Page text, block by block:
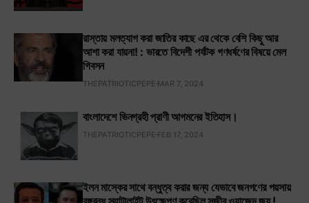
রাস্তায় মলত্যাগ করা জাতির কাছে এর থেকে বেশি কিছু আর
আশা করা যায়না! : ভারতে বিদেশী পর্যটক গণধর্ষণের বিষয়ে মেল
গিবসন
THEPATRIOTICPEPE MAR 7, 2024
বাংলাদেশে ভিনগ্রহী প্রাণী আগমনের ইতিহাস।
THEPATRIOTICPEPE FEB 17, 2024
ইলন মাস্কের সাথে বন্ধুত্ব করার জন্য যেভাবে জনগণের পয়সায়